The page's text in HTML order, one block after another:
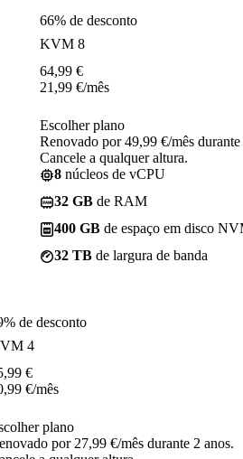
66% de desconto
KVM 8
64,99 €
21,99 €/mês
Escolher plano
Renovado por 49,99 €/mês durante
Cancele a qualquer altura.
8 núcleos de vCPU
32 GB de RAM
400 GB de espaço em disco
32 TB de largura de banda
de desconto
4
€
€/mês
plano
por 27,99 €/mês durante 2 anos.